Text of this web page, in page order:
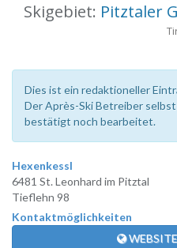
Skigebiet: Pitztaler
Dies ist ein redaktioneller
Der Après-Ski Betreiber
bestätigt noch bearbeitet.
Hexenkessl
6481 St. Leonhard im Pitztal
Tieflehn 98
Kontaktmöglichkeiten